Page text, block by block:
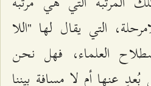
التي يقال لها "اللا
العلماء، فهل نحن
بُعدٍ عنها أم لا مسافة بيننا